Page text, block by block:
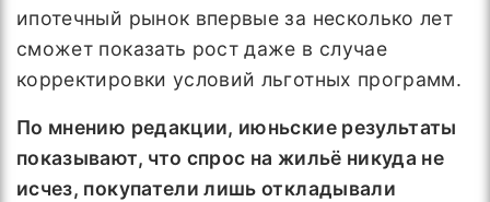
ипотечный рынок впервые за несколько лет
сможет показать рост даже в случае
корректировки условий льготных программ.
По мнению редакции, июньские результаты
показывают, что спрос на жильё никуда не
исчез, покупатели лишь откладывали